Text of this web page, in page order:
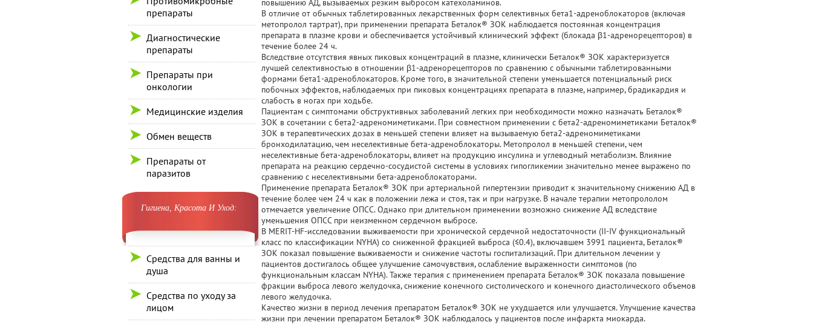
препараты
Диагностические
препараты
Препараты при
онкологии
Медицинские изделия
Обмен веществ
Препараты от
паразитов
Гигиена, Красота И Уход:
Средства для ванны и
душа
Средства по уходу за
лицом
повышению АД, вызываемых резким выбросом катехоламинов.
В отличие от обычных таблетированных лекарственных форм селективных бета1-адреноблокаторов (включая
метопролол тартрат), при применении препарата Беталок® ЗОК наблюдается постоянная концентрация
препарата в плазме крови и обеспечивается устойчивый клинический эффект (блокада β1-адренорецепторов) в
течение более 24 ч.
Вследствие отсутствия явных пиковых концентраций в плазме, клинически Беталок® ЗОК характеризуется
лучшей селективностью в отношении β1-адренорецепторов по сравнению с обычными таблетированными
формами бета1-адреноблокаторов. Кроме того, в значительной степени уменьшается потенциальный риск
побочных эффектов, наблюдаемых при пиковых концентрациях препарата в плазме, например, брадикардия и
слабость в ногах при ходьбе.
Пациентам с симптомами обструктивных заболеваний легких при необходимости можно назначать Беталок®
ЗОК в сочетании с бета2-адреномиметиками. При совместном применении с бета2-адреномиметиками Беталок®
ЗОК в терапевтических дозах в меньшей степени влияет на вызываемую бета2-адреномиметиками
бронходилатацию, чем неселективные бета-адреноблокаторы. Метопролол в меньшей степени, чем
неселективные бета-адреноблокаторы, влияет на продукцию инсулина и углеводный метаболизм. Влияние
препарата на реакцию сердечно-сосудистой системы в условиях гипогликемии значительно менее выражено по
сравнению с неселективными бета-адреноблокаторами.
Применение препарата Беталок® ЗОК при артериальной гипертензии приводит к значительному снижению АД в
течение более чем 24 ч как в положении лежа и стоя, так и при нагрузке. В начале терапии метопрололом
отмечается увеличение ОПСС. Однако при длительном применении возможно снижение АД вследствие
уменьшения ОПСС при неизменном сердечном выбросе.
В MERIT-HF-исследовании выживаемости при хронической сердечной недостаточности (II-IV функциональный
класс по классификации NYHA) со сниженной фракцией выброса (≤0.4), включавшем 3991 пациента, Беталок®
ЗОК показал повышение выживаемости и снижение частоты госпитализаций. При длительном лечении у
пациентов достигалось общее улучшение самочувствия, ослабление выраженности симптомов (по
функциональным классам NYHA). Также терапия с применением препарата Беталок® ЗОК показала повышение
фракции выброса левого желудочка, снижение конечного систолического и конечного диастолического объемов
левого желудочка.
Качество жизни в период лечения препаратом Беталок® ЗОК не ухудшается или улучшается. Улучшение качества
жизни при лечении препаратом Беталок® ЗОК наблюдалось у пациентов после инфаркта миокарда.